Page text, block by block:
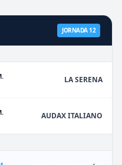
JORNADA 12
LA SERENA
AUDAX ITALIANO